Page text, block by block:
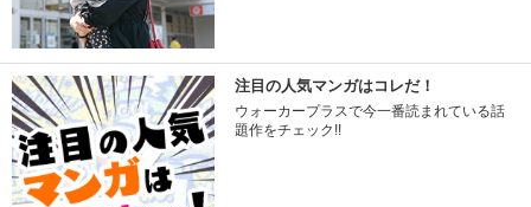
注目の人気マンガはコレだ！
ウォーカープラスで今一番読まれている話
題作をチェック!!